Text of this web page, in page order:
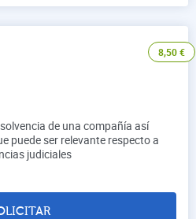
8,50€
de una compañía así
puede ser relevante respecto a
judiciales